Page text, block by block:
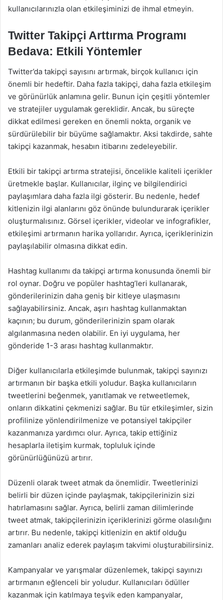
kullanıcılarınızla olan etkileşiminizi de ihmal etmeyin.
Twitter Takipçi Arttırma Programı
Bedava: Etkili Yöntemler
Twitter’da takipçi sayısını artırmak, birçok kullanıcı için
önemli bir hedeftir. Daha fazla takipçi, daha fazla etkileşim
ve görünürlük anlamına gelir. Bunun için çeşitli yöntemler
ve stratejiler uygulamak gereklidir. Ancak, bu süreçte
dikkat edilmesi gereken en önemli nokta, organik ve
sürdürülebilir bir büyüme sağlamaktır. Aksi takdirde, sahte
takipçi kazanmak, hesabın itibarını zedeleyebilir.
Etkili bir takipçi artırma stratejisi, öncelikle kaliteli içerikler
üretmekle başlar. Kullanıcılar, ilginç ve bilgilendirici
paylaşımlara daha fazla ilgi gösterir. Bu nedenle, hedef
kitlenizin ilgi alanlarını göz önünde bulundurarak içerikler
oluşturmalısınız. Görsel içerikler, videolar ve infografikler,
etkileşimi artırmanın harika yollarıdır. Ayrıca, içeriklerinizin
paylaşılabilir olmasına dikkat edin.
Hashtag kullanımı da takipçi artırma konusunda önemli bir
rol oynar. Doğru ve popüler hashtag’leri kullanarak,
gönderilerinizin daha geniş bir kitleye ulaşmasını
sağlayabilirsiniz. Ancak, aşırı hashtag kullanmaktan
kaçının; bu durum, gönderilerinizin spam olarak
algılanmasına neden olabilir. En iyi uygulama, her
gönderide 1-3 arası hashtag kullanmaktır.
Diğer kullanıcılarla etkileşimde bulunmak, takipçi sayınızı
artırmanın bir başka etkili yoludur. Başka kullanıcıların
tweetlerini beğenmek, yanıtlamak ve retweetlemek,
onların dikkatini çekmenizi sağlar. Bu tür etkileşimler, sizin
profilinize yönlendirilmenize ve potansiyel takipçiler
kazanmanıza yardımcı olur. Ayrıca, takip ettiğiniz
hesaplarla iletişim kurmak, topluluk içinde
görünürlüğünüzü artırır.
Düzenli olarak tweet atmak da önemlidir. Tweetlerinizi
belirli bir düzen içinde paylaşmak, takipçilerinizin sizi
hatırlamasını sağlar. Ayrıca, belirli zaman dilimlerinde
tweet atmak, takipçilerinizin içeriklerinizi görme olasılığını
artırır. Bu nedenle, takipçi kitlenizin en aktif olduğu
zamanları analiz ederek paylaşım takvimi oluşturabilirsiniz.
Kampanyalar ve yarışmalar düzenlemek, takipçi sayınızı
artırmanın eğlenceli bir yoludur. Kullanıcıları ödüller
kazanmak için katılmaya teşvik eden kampanyalar,